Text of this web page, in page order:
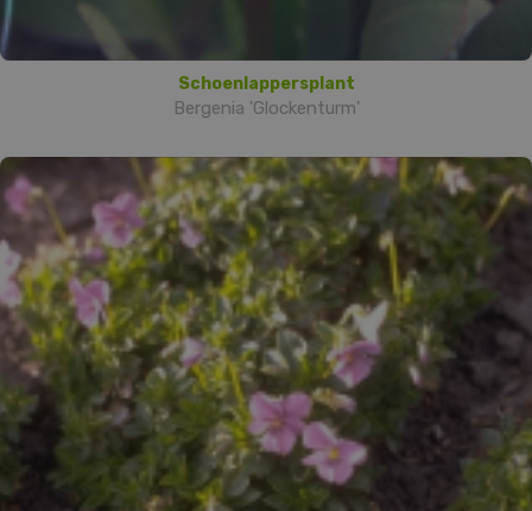
Schoenlappersplant
Bergenia 'Glockenturm'